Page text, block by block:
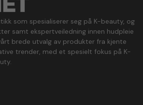
som spesialiserer seg på K-beauty, og
samt ekspertveiledning innen hudpleie
brede utvalg av produkter fra kjente
trender, med et spesielt fokus på K-